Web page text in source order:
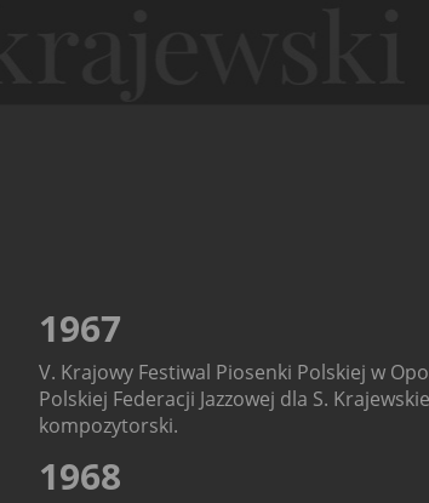
1967
V. Krajowy Festiwal Piosenki Polskiej w
Polskiej Federacji Jazzowej dla S.
kompozytorski.
1968